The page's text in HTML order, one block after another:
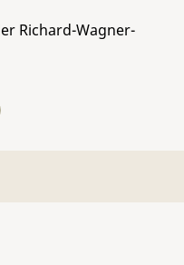
Richard-Wagner-